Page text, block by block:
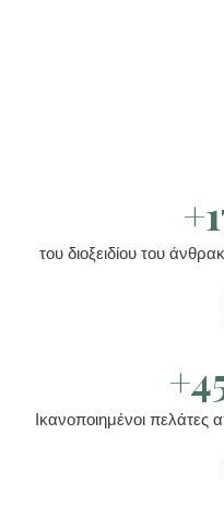
του διοξειδίου του
Ικανοποιημένοι πελάτες